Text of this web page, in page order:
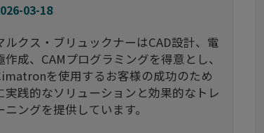
03-18
ルクス・ブリュックナーはCAD設計、電
作成、CAMプログラミングを得意とし、
を使用するお客様の成功のため
実践的なソリューションと効果的なトレ
ニングを提供しています。